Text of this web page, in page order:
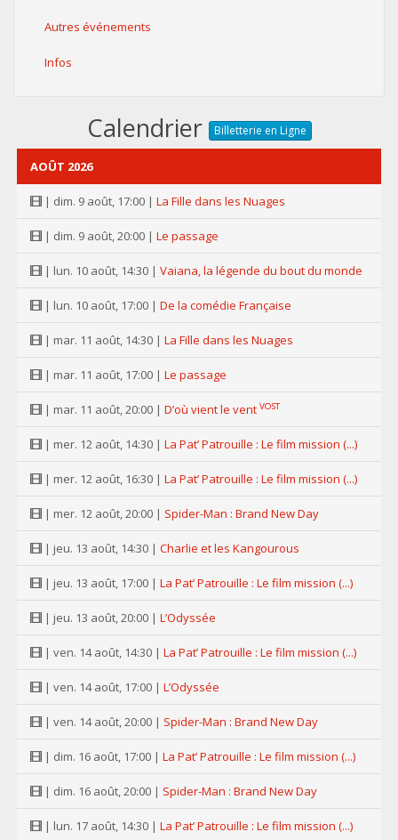
Autres événements
Infos
Calendrier Billetterie en Ligne
AOÛT 2026
| dim. 9 août, 17:00 | La Fille dans les Nuages
| dim. 9 août, 20:00 | Le passage
| lun. 10 août, 14:30 | Vaiana, la légende du bout du monde
| lun. 10 août, 17:00 | De la comédie Française
| mar. 11 août, 14:30 | La Fille dans les Nuages
| mar. 11 août, 17:00 | Le passage
| mar. 11 août, 20:00 | D’où vient le vent VOST
| mer. 12 août, 14:30 | La Pat’ Patrouille : Le film mission (...)
| mer. 12 août, 16:30 | La Pat’ Patrouille : Le film mission (...)
| mer. 12 août, 20:00 | Spider-Man : Brand New Day
| jeu. 13 août, 14:30 | Charlie et les Kangourous
| jeu. 13 août, 17:00 | La Pat’ Patrouille : Le film mission (...)
| jeu. 13 août, 20:00 | L’Odyssée
| ven. 14 août, 14:30 | La Pat’ Patrouille : Le film mission (...)
| ven. 14 août, 17:00 | L’Odyssée
| ven. 14 août, 20:00 | Spider-Man : Brand New Day
| dim. 16 août, 17:00 | La Pat’ Patrouille : Le film mission (...)
| dim. 16 août, 20:00 | Spider-Man : Brand New Day
| lun. 17 août, 14:30 | La Pat’ Patrouille : Le film mission (...)